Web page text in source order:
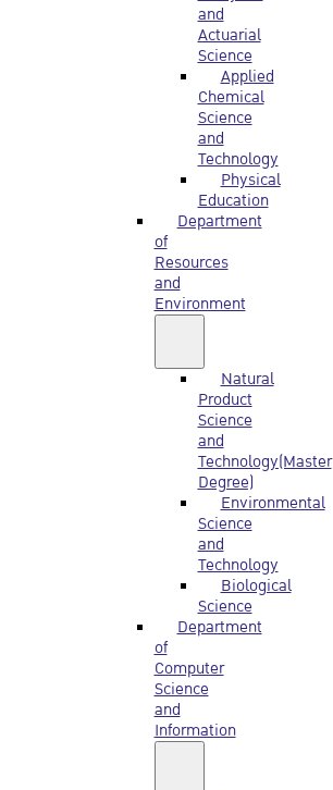
and
Actuarial
Science
Applied
Chemical
Science
and
Technology
Physical
Education
Department
of
Resources
and
Environment
Natural
Product
Science
and
Technology(Master
Degree)
Environmental
Science
and
Technology
Biological
Science
Department
of
Computer
Science
and
Information